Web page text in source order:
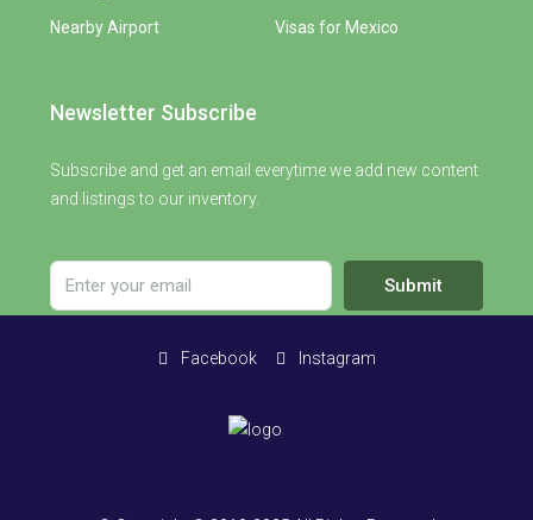
Nearby Airport
Visas for Mexico
Newsletter Subscribe
Subscribe and get an email everytime we add new content
and listings to our inventory.
Submit
Facebook Instagram